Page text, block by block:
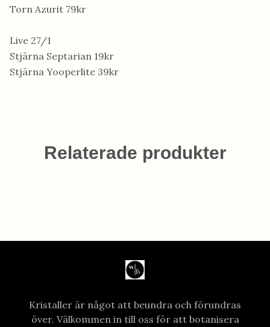
Torn Azurit 79kr
Live 27/1
Stjärna Septarian 19kr
Stjärna Yooperlite 39kr
Relaterade produkter
Kristaller är något att beundra och förundras
över. Välkommen in till oss för att botanisera